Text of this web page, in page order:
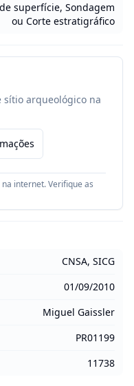
superfície, Sondagem
ou Corte estratigráfico
sítio arqueológico na
internet. Verifique as
CNSA, SICG
01/09/2010
Miguel Gaissler
PR01199
11738